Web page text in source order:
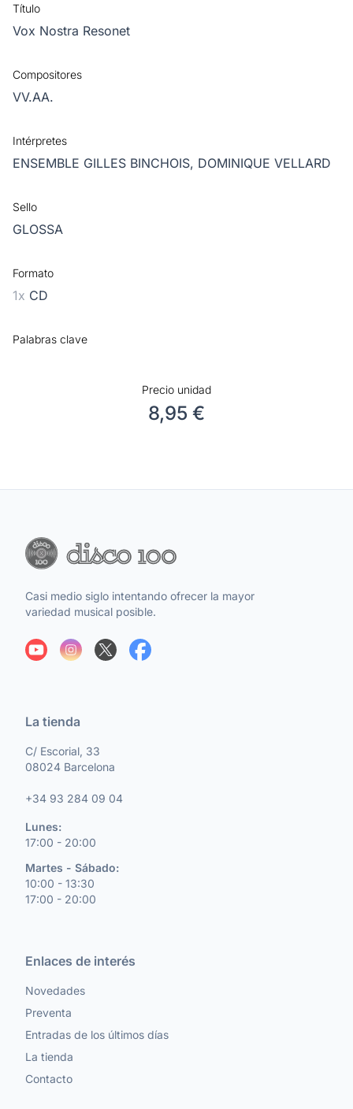
Título
Vox Nostra Resonet
Compositores
VV.AA.
Intérpretes
ENSEMBLE GILLES BINCHOIS, DOMINIQUE VELLARD
Sello
GLOSSA
Formato
1x CD
Palabras clave
Precio unidad
8,95 €
Casi medio siglo intentando ofrecer la mayor
variedad musical posible.
La tienda
C/ Escorial, 33
08024 Barcelona
+34 93 284 09 04
Lunes:
17:00 - 20:00
Martes - Sábado:
10:00 - 13:30
17:00 - 20:00
Enlaces de interés
Novedades
Preventa
Entradas de los últimos días
La tienda
Contacto